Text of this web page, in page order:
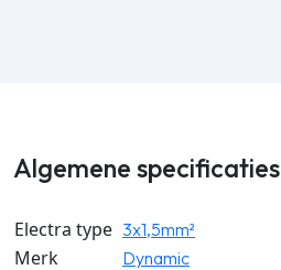
Algemene specificaties
Electra type 3x1,5mm²
Merk Dynamic